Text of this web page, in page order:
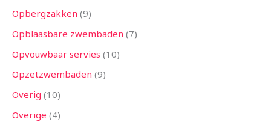
Opbergzakken 9
Opblaasbare zwembaden 7
Opvouwbaar servies 10
Opzetzwembaden 9
Overig 10
Overige 4